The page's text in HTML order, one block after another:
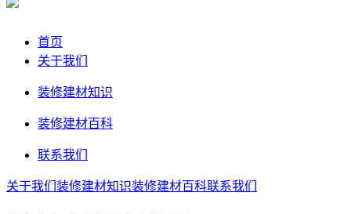
首页
关于我们
装修建材知识
装修建材百科
联系我们
关于我们 装修建材知识装修建材百科联系我们